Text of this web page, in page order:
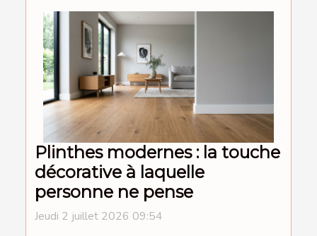
Plinthes modernes : la touche
décorative à laquelle
personne ne pense
Jeudi 2 juillet 2026 09:54